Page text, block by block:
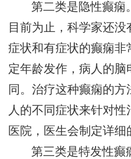
第二类是隐性癫痫
目前为止，科学家还
症状和有症状的癫痫非
定年龄发作，病人的
同。治疗这种癫痫的
人的不同症状来针对
医院，医生会制定详细
第三类是特发性癫